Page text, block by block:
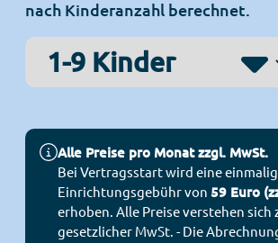
nach Kinderanzahl berechnet.
Alle Preise pro Monat zzgl. MwSt.
Bei Vertragsstart wird eine
Einrichtungsgebühr von 59 Euro
erhoben. Alle Preise verstehen sich
gesetzlicher MwSt. - Die